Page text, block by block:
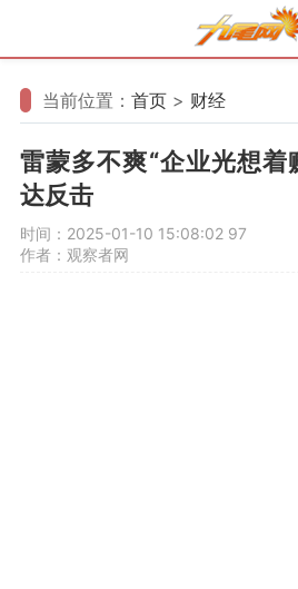
当前位置： 首页 > 财经
雷蒙多不爽“企业光想着
达反击
时间：2025-01-10 15:08:02 97
作者：观察者网